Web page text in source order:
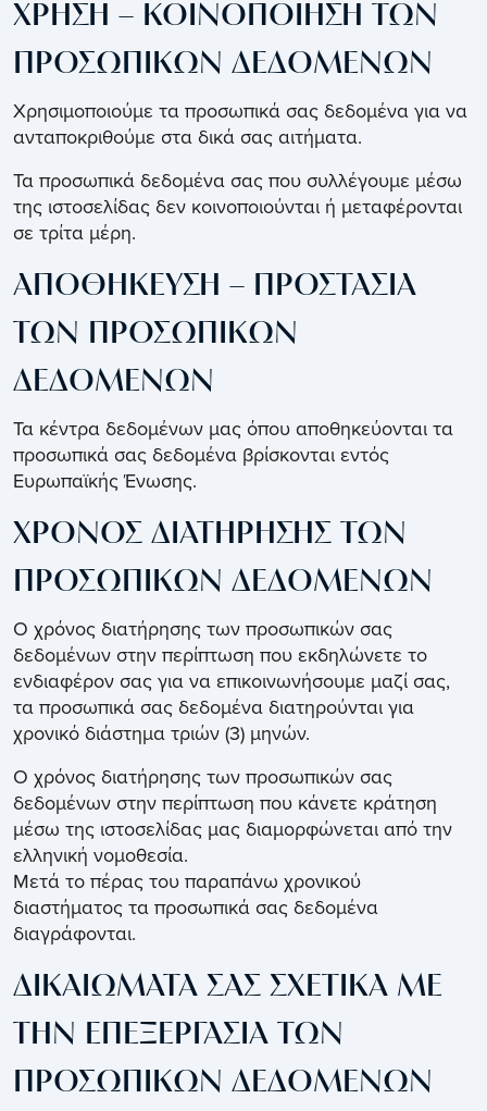
ΧΡΗΣΗ – ΚΟΙΝΟΠΟΙΗΣΗ ΤΩΝ
ΠΡΟΣΩΠΙΚΩΝ ΔΕΔΟΜΕΝΩΝ
Χρησιμοποιούμε τα προσωπικά σας δεδομένα για να
ανταποκριθούμε στα δικά σας αιτήματα.
Τα προσωπικά δεδομένα σας που συλλέγουμε μέσω
της ιστοσελίδας δεν κοινοποιούνται ή μεταφέρονται
σε τρίτα μέρη.
ΑΠΟΘΗΚΕΥΣΗ – ΠΡΟΣΤΑΣΙΑ
ΤΩΝ ΠΡΟΣΩΠΙΚΩΝ
ΔΕΔΟΜΕΝΩΝ
Τα κέντρα δεδομένων μας όπου αποθηκεύονται τα
προσωπικά σας δεδομένα βρίσκονται εντός
Ευρωπαϊκής Ένωσης.
ΧΡΟΝΟΣ ΔΙΑΤΗΡΗΣΗΣ ΤΩΝ
ΠΡΟΣΩΠΙΚΩΝ ΔΕΔΟΜΕΝΩΝ
Ο χρόνος διατήρησης των προσωπικών σας
δεδομένων στην περίπτωση που εκδηλώνετε το
ενδιαφέρον σας για να επικοινωνήσουμε μαζί σας,
τα προσωπικά σας δεδομένα διατηρούνται για
χρονικό διάστημα τριών (3) μηνών.
Ο χρόνος διατήρησης των προσωπικών σας
δεδομένων στην περίπτωση που κάνετε κράτηση
μέσω της ιστοσελίδας μας διαμορφώνεται από την
ελληνική νομοθεσία.
Μετά το πέρας του παραπάνω χρονικού
διαστήματος τα προσωπικά σας δεδομένα
διαγράφονται.
ΔΙΚΑΙΩΜΑΤΑ ΣΑΣ ΣΧΕΤΙΚΑ ΜΕ
ΤΗΝ ΕΠΕΞΕΡΓΑΣΙΑ ΤΩΝ
ΠΡΟΣΩΠΙΚΩΝ ΔΕΔΟΜΕΝΩΝ